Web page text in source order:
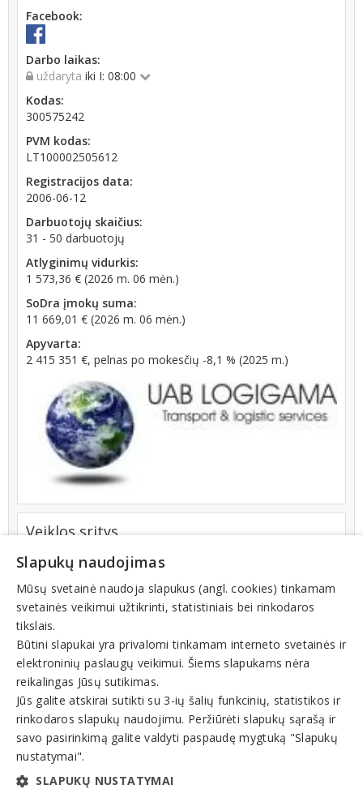
Facebook:
Darbo laikas:
uždaryta iki I: 08:00
Kodas:
300575242
PVM kodas:
LT100002505612
Registracijos data:
2006-06-12
Darbuotojų skaičius:
31 - 50 darbuotojų
Atlyginimų vidurkis:
1 573,36 € (2026 m. 06 mėn.)
SoDra įmokų suma:
11 669,01 € (2026 m. 06 mėn.)
Apyvarta:
2 415 351 €, pelnas po mokesčių -8,1 % (2025 m.)
Veiklos sritys
Automobilių transportas, paslaugos
Krovinių pervežimas, gabenimas
Tarptautiniai pervežimai
Transporto įmonės
Ekspedijavimo paslaugos, logistika
Logistikos paslaugos
Tarptautinė logistika
Transporto logistika
Muitinės paslaugos
Muitinės tarpininkai
Sandėliavimas, sandėliavimo paslaugos, įranga
Muitinės sandėliai
Sandėlių nuoma
Slapukų naudojimas
Mūsų svetainė naudoja slapukus (angl. cookies) tinkamam
svetainės veikimui užtikrinti, statistiniais bei rinkodaros
tikslais.
Būtini slapukai yra privalomi tinkamam interneto svetainės ir
elektroninių paslaugų veikimui. Šiems slapukams nėra
reikalingas Jūsų sutikimas.
Jūs galite atskirai sutikti su 3-ių šalių funkcinių, statistikos ir
rinkodaros slapukų naudojimu. Peržiūrėti slapukų sąrašą ir
savo pasirinkimą galite valdyti paspaudę mygtuką "Slapukų
nustatymai".
SLAPUKŲ NUSTATYMAI